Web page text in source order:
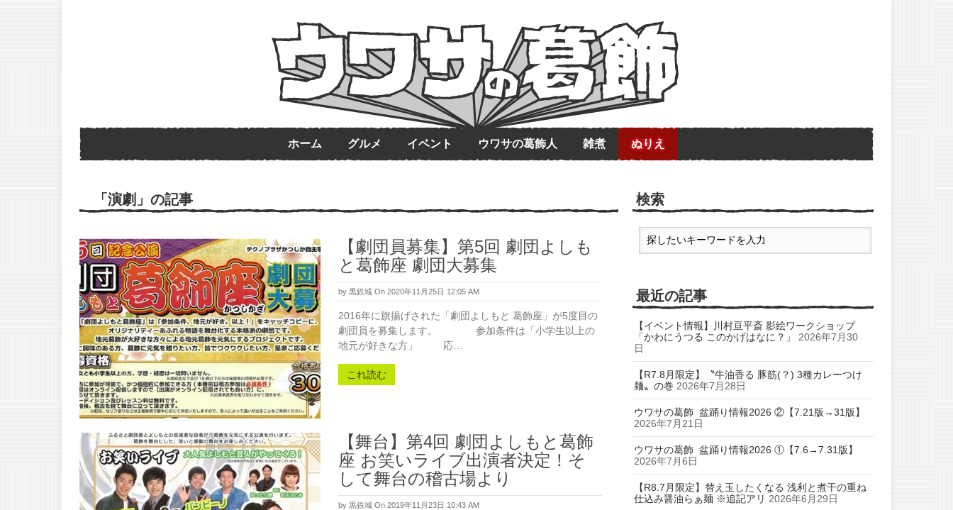
ホーム グルメ イベント ウワサの葛飾人 雑煮 ぬりえ
「演劇」の記事
【劇団員募集】第5回 劇団よしも
と葛飾座 劇団大募集
by 黒鉄城 On 2020年11月25日 12:05 AM
2016年に旗揚げされた「劇団よしもと 葛飾座」が5度目の
劇団員を募集します。 参加条件は「小学生以上の
地元が好きな方」 応…
これ読む
【舞台】第4回 劇団よしもと葛飾
座 お笑いライブ出演者決定！そ
して舞台の稽古場より
by 黒鉄城 On 2019年11月23日 10:43 AM
検索
最近の記事
【イベント情報】川村亘平斎 影絵ワークショップ
「かわにうつる このかげはなに？」
2026年7月30
日
【R7.8月限定】〝牛油香る 豚筋(？) 3種カレーつけ
麺〟の巻 2026年7月28日
ウワサの葛飾 盆踊り情報2026 ②【7.21版→31版】
2026年7月21日
ウワサの葛飾 盆踊り情報2026 ①【7.6→7.31版】
2026年7月6日
【R8.7月限定】替え玉したくなる 浅利と煮干の重ね
仕込み醤油らぁ麺 ※追記アリ 2026年6月29日